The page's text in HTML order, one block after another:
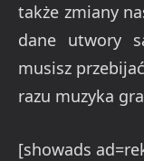
także zmiany
dane utwory
musisz
razu muzyka
[showads